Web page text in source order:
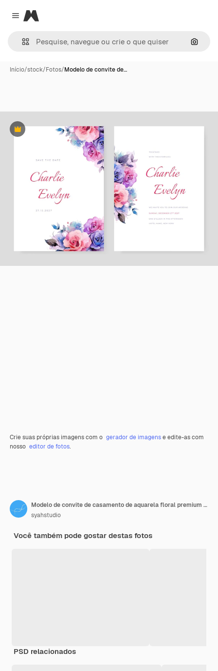
Close menu
Magnific
Início/stock/Fotos/Modelo de convite de…
Premium
Crie suas próprias imagens com o gerador de imagense edite-as com
nosso editor de fotos.
Modelo de convite de casamento de aquarela floral premium Folha de ouro e fundo de flor Cartão de saudação
syahstudio
Você também pode gostar destas fotos
PSD relacionados